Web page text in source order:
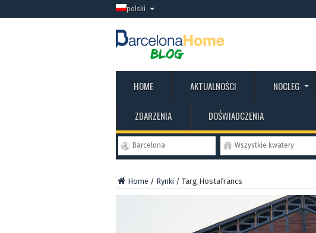
polski
HOME AKTUALNOŚCI NOCLEG
ZDARZENIA DOŚWIADCZENIA
Barcelona Wszystkie kwatery
Home / Rynki / Targ Hostafrancs